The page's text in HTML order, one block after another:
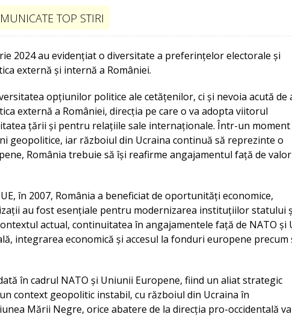
TOP STIRI
2024 au evidențiat o diversitate a preferințelor electorale și
externă și internă a României.
opțiunilor politice ale cetățenilor, ci și nevoia acută de
externă a României, direcția pe care o va adopta viitorul
țării și pentru relațiile sale internaționale. Într-un moment
geopolitice, iar războiul din Ucraina continuă să reprezinte o
România trebuie să își reafirme angajamentul față de
în 2007, România a beneficiat de oportunități economice,
au fost esențiale pentru modernizarea instituțiilor statului
actual, continuitatea în angajamentele față de NATO și
integrarea economică și accesul la fonduri europene precum
în cadrul NATO și Uniunii Europene, fiind un aliat strategic
context geopolitic instabil, cu războiul din Ucraina în
Mării Negre, orice abatere de la direcția pro-occidentală va